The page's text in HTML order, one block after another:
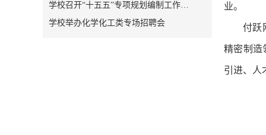
学校召开“十五五”专项规划编制工作…
学校举办化学化工类专场招聘会
业。
付跃
精密制造
引进、人